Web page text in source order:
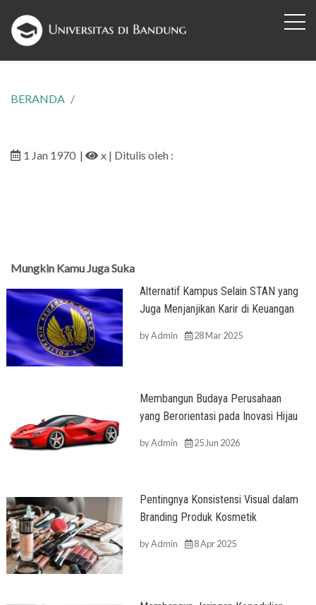
BERANDA
1 Jan 1970 | x | Ditulis oleh :
Mungkin Kamu Juga Suka
Alternatif Kampus Selain STAN yang
Juga Menjanjikan Karir di Keuangan
byAdmin 28 Mar 2025
Membangun Budaya Perusahaan
yang Berorientasi pada Inovasi Hijau
byAdmin 25 Jun 2026
Pentingnya Konsistensi Visual dalam
Branding Produk Kosmetik
byAdmin 8 Apr 2025